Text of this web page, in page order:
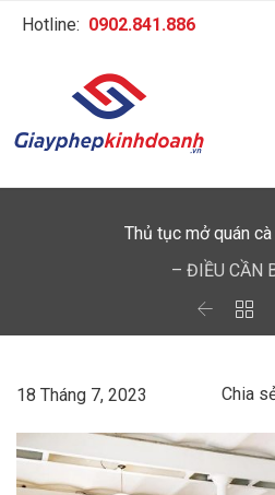
Hotline: 0902.841.886
Thủ tục mở quán
– ĐIỀU CẦN
 
18 Tháng 7, 2023 Chia